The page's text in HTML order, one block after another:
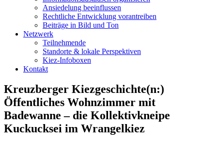
Ansiedelung beeinflussen
Rechtliche Entwicklung vorantreiben
Beiträge in Bild und Ton
Netzwerk
Teilnehmende
Standorte & lokale Perspektiven
Kiez-Infoboxen
Kontakt
Kreuzberger Kiezgeschichte(n:)
Öffentliches Wohnzimmer mit
Badewanne – die Kollektivkneipe
Kuckucksei im Wrangelkiez